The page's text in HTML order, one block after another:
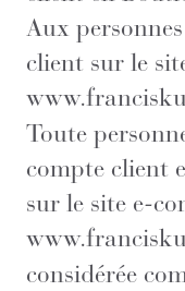
Aux
client sur le
Toute
compte client
sur le site e-
considérée